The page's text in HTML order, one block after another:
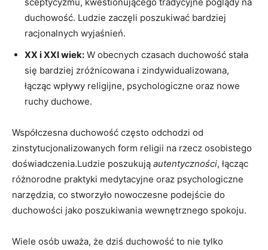
‍duchowość. Ludzie zaczęli poszukiwać bardziej‌
racjonalnych⁣ wyjaśnień.
XX i XXI wiek: W obecnych czasach duchowość stała
się bardziej⁤ zróżnicowana‍ i zindywidualizowana,
łącząc wpływy religijne,⁣ psychologiczne oraz ‍nowe
ruchy duchowe.
Współczesna‍ duchowość często odchodzi od
zinstytucjonalizowanych​ form religii na rzecz ‍osobistego
doświadczenia.Ludzie poszukują autentyczności, ⁢łącząc
różnorodne praktyki medytacyjne oraz psychologiczne
narzędzia, co‍ stworzyło nowoczesne​ podejście do
duchowości jako poszukiwania ⁤wewnętrznego spokoju.
Wiele osób uważa, że ⁤dziś duchowość ‌to ⁢nie tylko